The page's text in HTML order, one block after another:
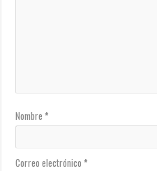
Nombre*
Correo electrónico*